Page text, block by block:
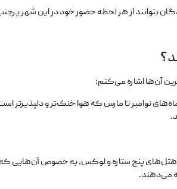
از هر لحظه حضور خود در این شهر
آن‌ها اشاره می‌کنم:
نوامبر تا مارس که هوا خنک‌تر و دلپذیرتر
پنج ستاره و لوکس، به خصوص آن‌هایی که
می‌دهند.